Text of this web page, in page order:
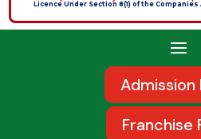
Licence Under Section 8(1) of the
Admission
Franchise